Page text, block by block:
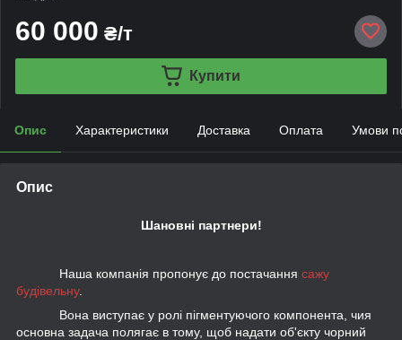
60 000 ₴/т
Купити
Опис Характеристики Доставка Оплата Умови
Опис
Шановні партнери!
Наша компанія пропонує до постачання сажу
будівельну.
Вона виступає у ролі пігментуючого компонента, чия
основна задача полягає в тому, щоб надати об'єкту чорний